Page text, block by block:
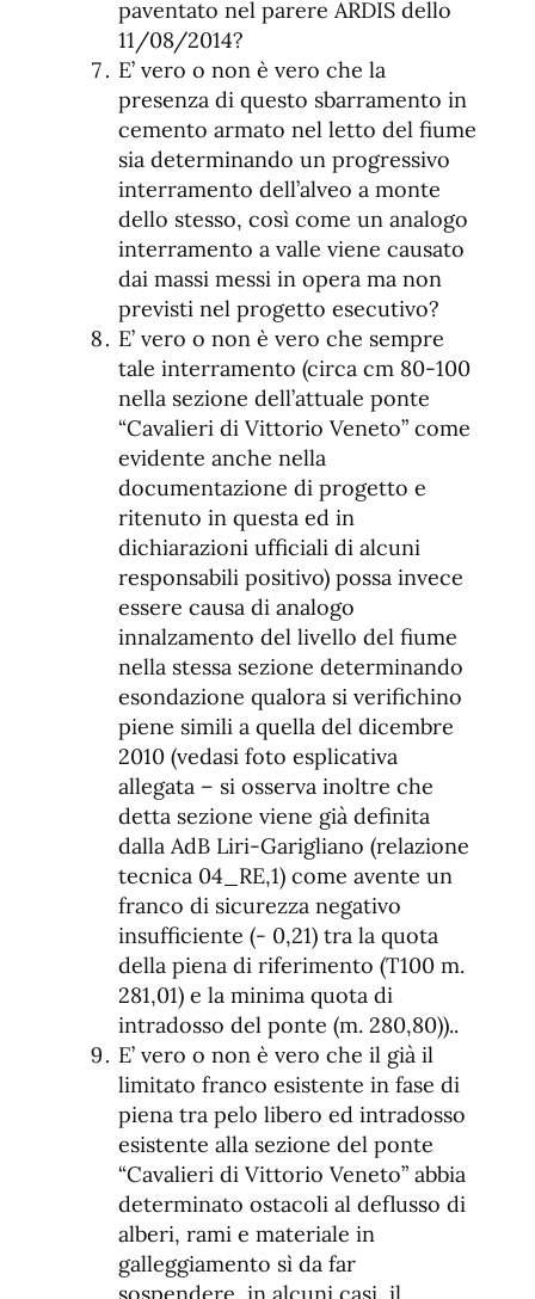
paventato nel parere ARDIS dello
11/08/2014?
E’ vero o non è vero che la
presenza di questo sbarramento in
cemento armato nel letto del fiume
sia determinando un progressivo
interramento dell’alveo a monte
dello stesso, così come un analogo
interramento a valle viene causato
dai massi messi in opera ma non
previsti nel progetto esecutivo?
E’ vero o non è vero che sempre
tale interramento (circa cm 80-100
nella sezione dell’attuale ponte
“Cavalieri di Vittorio Veneto” come
evidente anche nella
documentazione di progetto e
ritenuto in questa ed in
dichiarazioni ufficiali di alcuni
responsabili positivo) possa invece
essere causa di analogo
innalzamento del livello del fiume
nella stessa sezione determinando
esondazione qualora si verifichino
piene simili a quella del dicembre
2010 (vedasi foto esplicativa
allegata – si osserva inoltre che
detta sezione viene già definita
dalla AdB Liri-Garigliano (relazione
tecnica 04_RE,1) come avente un
franco di sicurezza negativo
insufficiente (- 0,21) tra la quota
della piena di riferimento (T100 m.
281,01) e la minima quota di
intradosso del ponte (m. 280,80))..
E’ vero o non è vero che il già il
limitato franco esistente in fase di
piena tra pelo libero ed intradosso
esistente alla sezione del ponte
“Cavalieri di Vittorio Veneto” abbia
determinato ostacoli al deflusso di
alberi, rami e materiale in
galleggiamento sì da far